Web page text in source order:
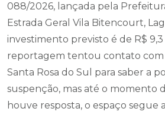
088/2026, lançada pela
Estrada Geral Vila Bitencourt,
investimento previsto é de R$ 9,3
reportagem tentou contato
Santa Rosa do Sul para saber a
suspenção, mas até o momento
houve resposta, o espaço segue